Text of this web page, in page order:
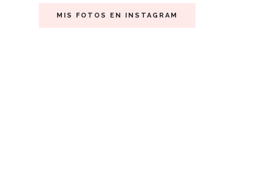
MIS FOTOS EN INSTAGRAM